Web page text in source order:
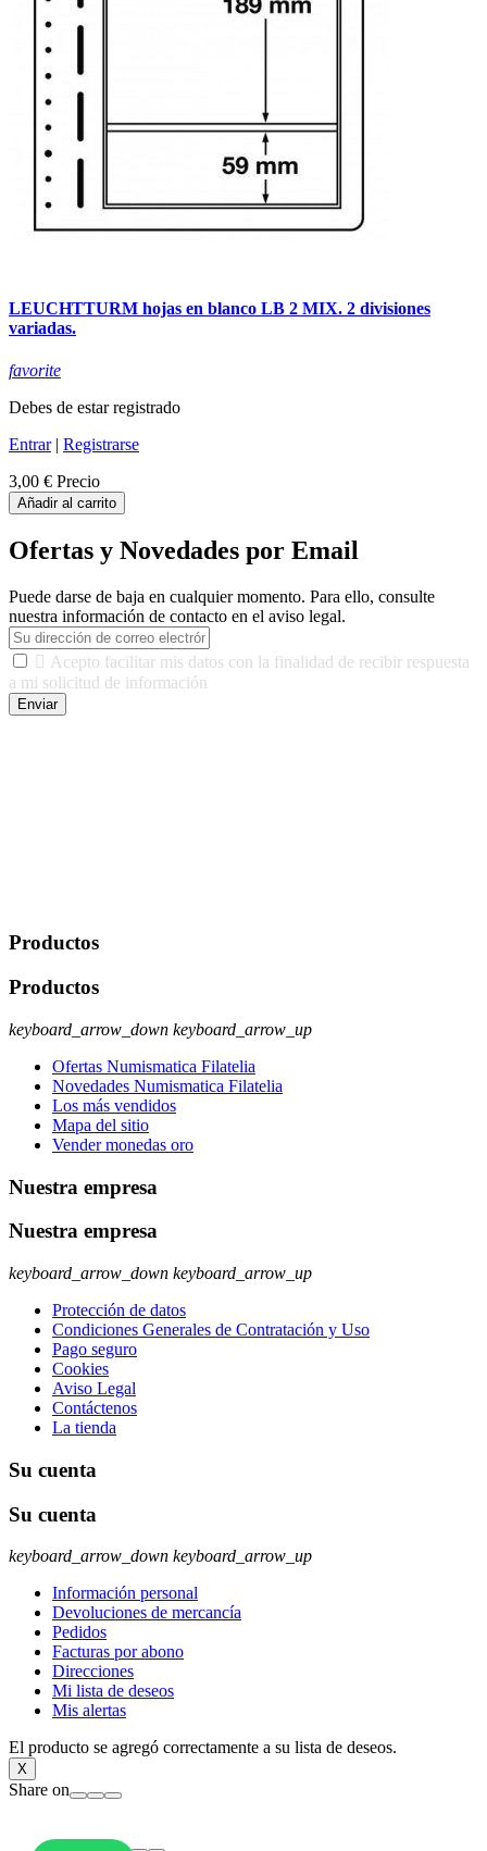
LEUCHTTURM hojas en blanco LB 2 MIX. 2 divisiones
variadas.
favorite
Debes de estar registrado
Entrar| Registrarse
3,00 € Precio
Añadir al carrito
Ofertas y Novedades por Email
Puede darse de baja en cualquier momento. Para ello, consulte
nuestra información de contacto en el aviso legal.
 Acepto facilitar mis datos con la finalidad de recibir respuesta
a mi solicitud de información
Enviar
Productos
Productos
keyboard_arrow_down keyboard_arrow_up
Ofertas Numismatica Filatelia
Novedades Numismatica Filatelia
Los más vendidos
Mapa del sitio
Vender monedas oro
Nuestra empresa
Nuestra empresa
keyboard_arrow_down keyboard_arrow_up
Protección de datos
Condiciones Generales de Contratación y Uso
Pago seguro
Cookies
Aviso Legal
Contáctenos
La tienda
Su cuenta
Su cuenta
keyboard_arrow_down keyboard_arrow_up
Información personal
Devoluciones de mercancía
Pedidos
Facturas por abono
Direcciones
Mi lista de deseos
Mis alertas
El producto se agregó correctamente a su lista de deseos.
X
Share on